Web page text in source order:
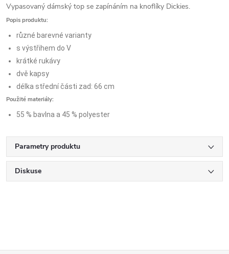
Vypasovaný dámský top se zapínáním na knoflíky Dickies.
Popis produktu:
různé barevné varianty
s výstřihem do V
krátké rukávy
dvě kapsy
délka střední části zad: 66 cm
Použité materiály:
55 % bavlna a 45 % polyester
Parametry produktu
Diskuse